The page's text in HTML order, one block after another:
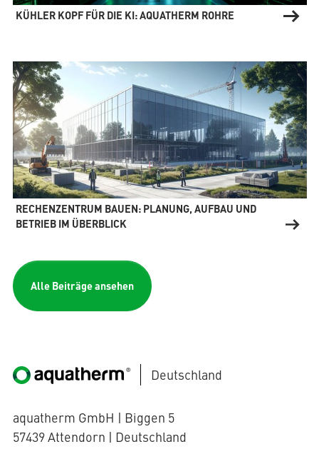
KÜHLER KOPF FÜR DIE KI: AQUATHERM ROHRE
RECHENZENTRUM BAUEN: PLANUNG, AUFBAU UND
BETRIEB IM ÜBERBLICK
Alle Beiträge ansehen
Deutschland
aquatherm GmbH | Biggen 5
57439 Attendorn | Deutschland